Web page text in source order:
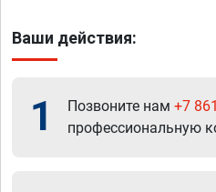
Ваши действия:
1 Позвоните нам +7
профессиональную